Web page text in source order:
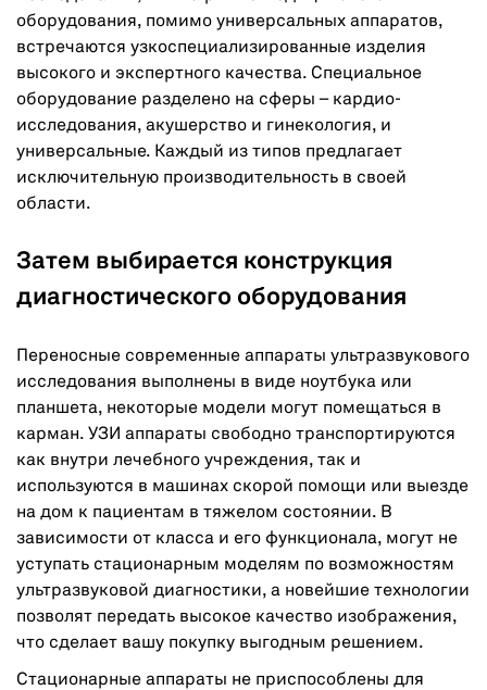
оборудования, помимо универсальных аппаратов,
встречаются узкоспециализированные изделия
высокого и экспертного качества. Специальное
оборудование разделено на сферы – кардио-
исследования, акушерство и гинекология, и
универсальные. Каждый из типов предлагает
исключительную производительность в своей
области.
Затем выбирается конструкция
диагностического оборудования
Переносные современные аппараты ультразвукового
исследования выполнены в виде ноутбука или
планшета, некоторые модели могут помещаться в
карман. УЗИ аппараты свободно транспортируются
как внутри лечебного учреждения, так и
используются в машинах скорой помощи или выезде
на дом к пациентам в тяжелом состоянии. В
зависимости от класса и его функционала, могут не
уступать стационарным моделям по возможностям
ультразвуковой диагностики, а новейшие технологии
позволят передать высокое качество изображения,
что сделает вашу покупку выгодным решением.
Стационарные аппараты не приспособлены для